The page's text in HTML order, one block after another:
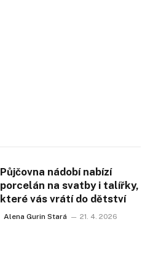
Půjčovna nádobí nabízí
porcelán na svatby i talířky,
které vás vrátí do dětství
Alena Gurin Stará 21. 4. 2026